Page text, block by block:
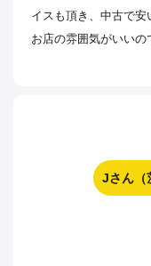
イスも頂き、中古で安
お店の雰囲気がいいの
Jさん（